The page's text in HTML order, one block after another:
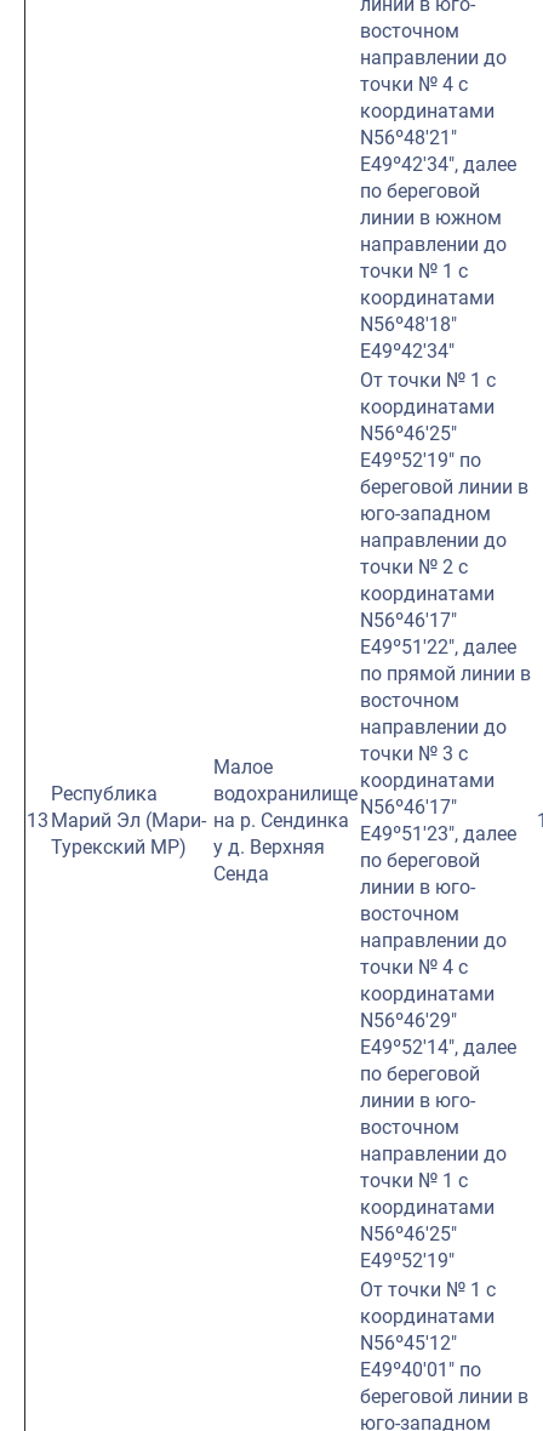
восточном
направлении до
точки № 4 с
координатами
N56º48′21″
E49º42′34″, далее
по береговой
линии в южном
направлении до
точки № 1 с
координатами
N56º48′18″
E49º42′34″
13
Республика
Марий Эл (Мари-
Турекский МР)
Малое
водохранилище
на р. Сендинка
у д. Верхняя
Сенда
От точки № 1 с
координатами
N56º46′25″
E49º52′19″ по
береговой линии в
юго-западном
направлении до
точки № 2 с
координатами
N56º46′17″
E49º51′22″, далее
по прямой линии в
восточном
направлении до
точки № 3 с
координатами
N56º46′17″
E49º51′23″, далее
по береговой
линии в юго-
восточном
направлении до
точки № 4 с
координатами
N56º46′29″
E49º52′14″, далее
по береговой
линии в юго-
восточном
направлении до
точки № 1 с
координатами
N56º46′25″
E49º52′19″
От точки № 1 с
координатами
N56º45′12″
E49º40′01″ по
береговой линии в
юго-западном